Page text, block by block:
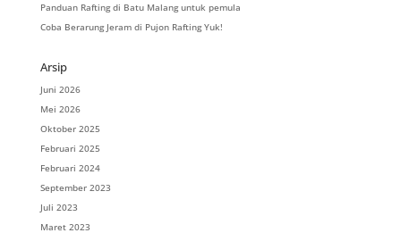
Panduan Rafting di Batu Malang untuk pemula
Coba Berarung Jeram di Pujon Rafting Yuk!
Arsip
Juni 2026
Mei 2026
Oktober 2025
Februari 2025
Februari 2024
September 2023
Juli 2023
Maret 2023